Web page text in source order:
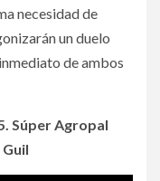
necesidad de
un duelo
de ambos
Súper Agropal